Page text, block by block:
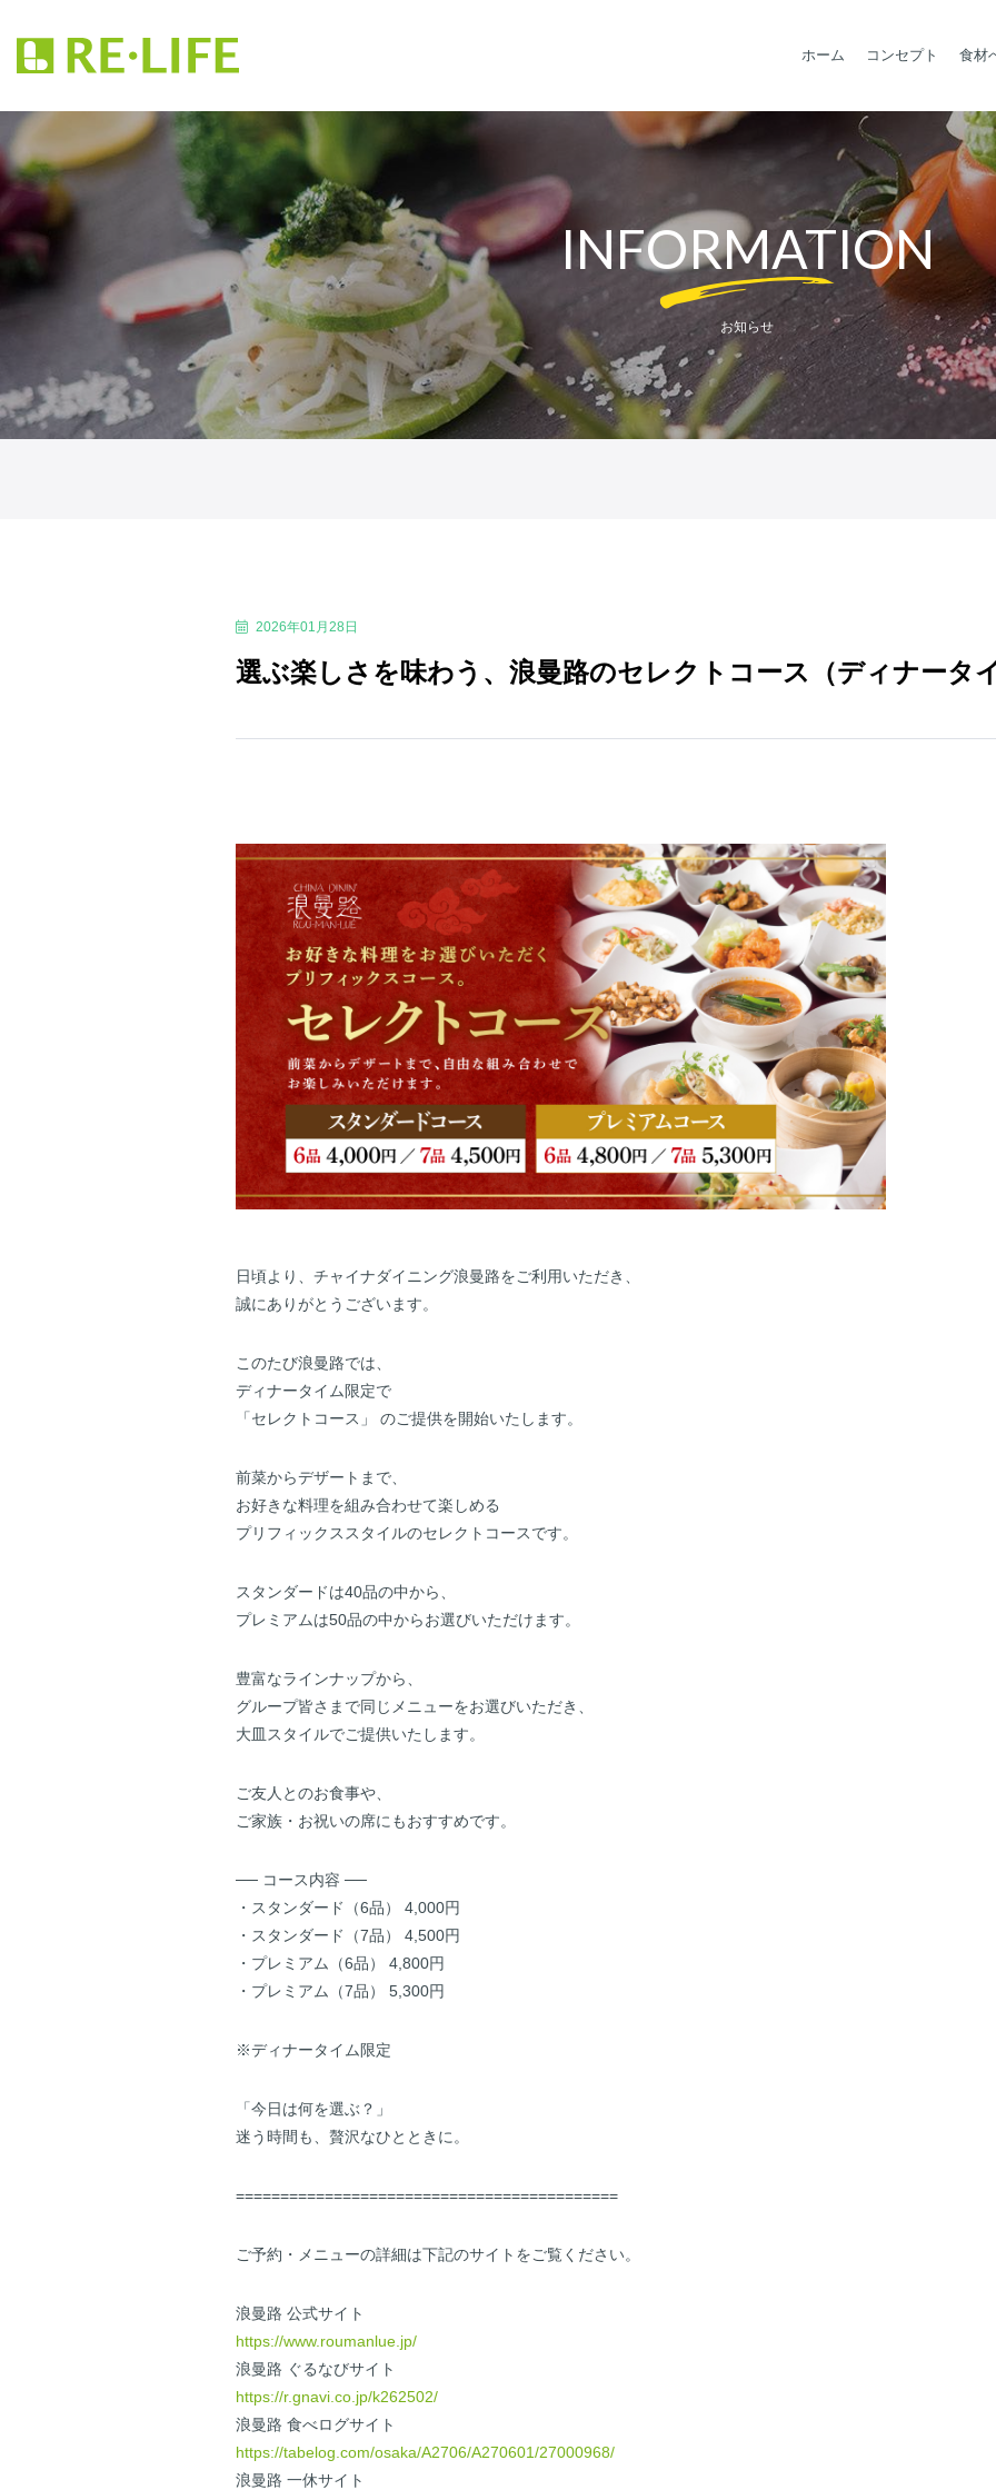
ホーム コンセプト 食材
INFORMATION
お知らせ
2026年01月28日
選ぶ楽しさを味わう、浪曼路のセレクトコース（ディナータイ
日頃より、チャイナダイニング浪曼路をご利用いただき、
誠にありがとうございます。
このたび浪曼路では、
ディナータイム限定で
「セレクトコース」 のご提供を開始いたします。
前菜からデザートまで、
お好きな料理を組み合わせて楽しめる
プリフィックススタイルのセレクトコースです。
スタンダードは40品の中から、
プレミアムは50品の中からお選びいただけます。
豊富なラインナップから、
グループ皆さまで同じメニューをお選びいただき、
大皿スタイルでご提供いたします。
ご友人とのお食事や、
ご家族・お祝いの席にもおすすめです。
── コース内容 ──
・スタンダード（6品） 4,000円
・スタンダード（7品） 4,500円
・プレミアム（6品） 4,800円
・プレミアム（7品） 5,300円
※ディナータイム限定
「今日は何を選ぶ？」
迷う時間も、贅沢なひとときに。
===========================================
ご予約・メニューの詳細は下記のサイトをご覧ください。
浪曼路 公式サイト
https://www.roumanlue.jp/
浪曼路 ぐるなびサイト
https://r.gnavi.co.jp/k262502/
浪曼路 食べログサイト
https://tabelog.com/osaka/A2706/A270601/27000968/
浪曼路 一休サイト